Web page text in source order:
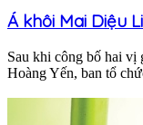
Á khôi Mai Diệu
Sau khi công bố hai vị
Hoàng Yến, ban tổ